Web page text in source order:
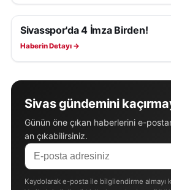
SIVASSPOR HABERLERI
Sivasspor'da 4 İmza Birden!
Haberin Detayı →
Sivas gündemini
Günün öne çıkan haberlerini e-
an çıkabilirsiniz.
Kaydolarak e-posta ile bilgilendirme almayı